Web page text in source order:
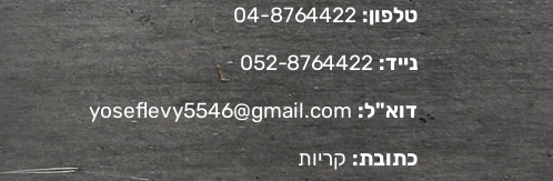
טלפון: 04-8764422
נייד: 052-8764422
דוא"ל: yoseflevy5546@gmail.com
כתובת: קריות